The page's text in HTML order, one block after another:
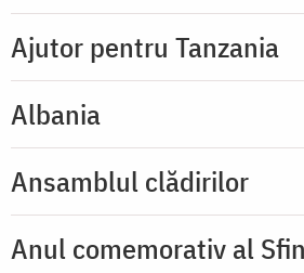
Ajutor pentru Tanzania
Albania
Ansamblul clădirilor
Anul comemorativ al